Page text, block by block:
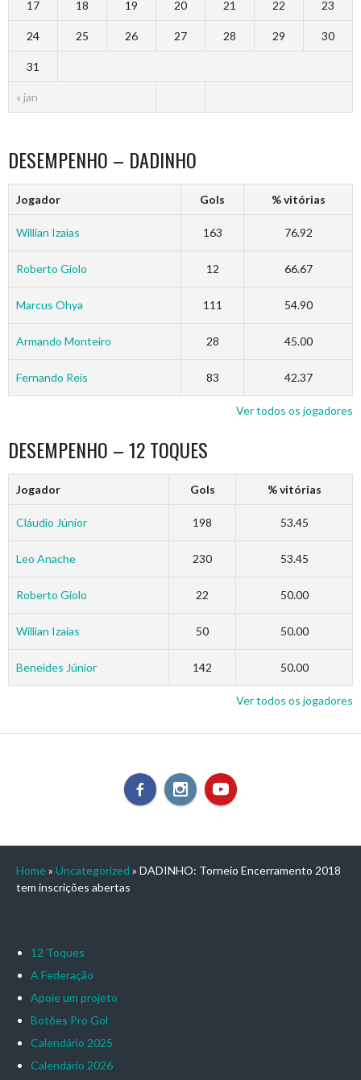
« jan
17 18 19 20 21 22 23
24 25 26 27 28 29 30
31
DESEMPENHO – DADINHO
Jogador Gols % vitórias
Willian Izaias 163 76.92
Roberto Giolo 12 66.67
Marcus Ohya 111 54.90
Armando Monteiro 28 45.00
Fernando Reis 83 42.37
Ver todos os jogadores
DESEMPENHO – 12 TOQUES
Jogador Gols % vitórias
Cláudio Júnior 198 53.45
Leo Anache 230 53.45
Roberto Giolo 22 50.00
Willian Izaias 50 50.00
Beneides Júnior 142 50.00
Ver todos os jogadores
Home » Uncategorized » DADINHO: Torneio Encerramento 2018
tem inscrições abertas
12 Toques
A Federação
Apoie um projeto
Botões Pro Gol
Calendário 2025
Calendário 2026